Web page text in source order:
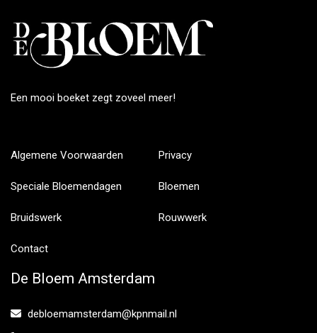
Een mooi boeket zegt zoveel meer!
Algemene Voorwaarden Privacy
Speciale Bloemendagen Bloemen
Bruidswerk Rouwwerk
Contact
De Bloem Amsterdam
debloemamsterdam@kpnmail.nl